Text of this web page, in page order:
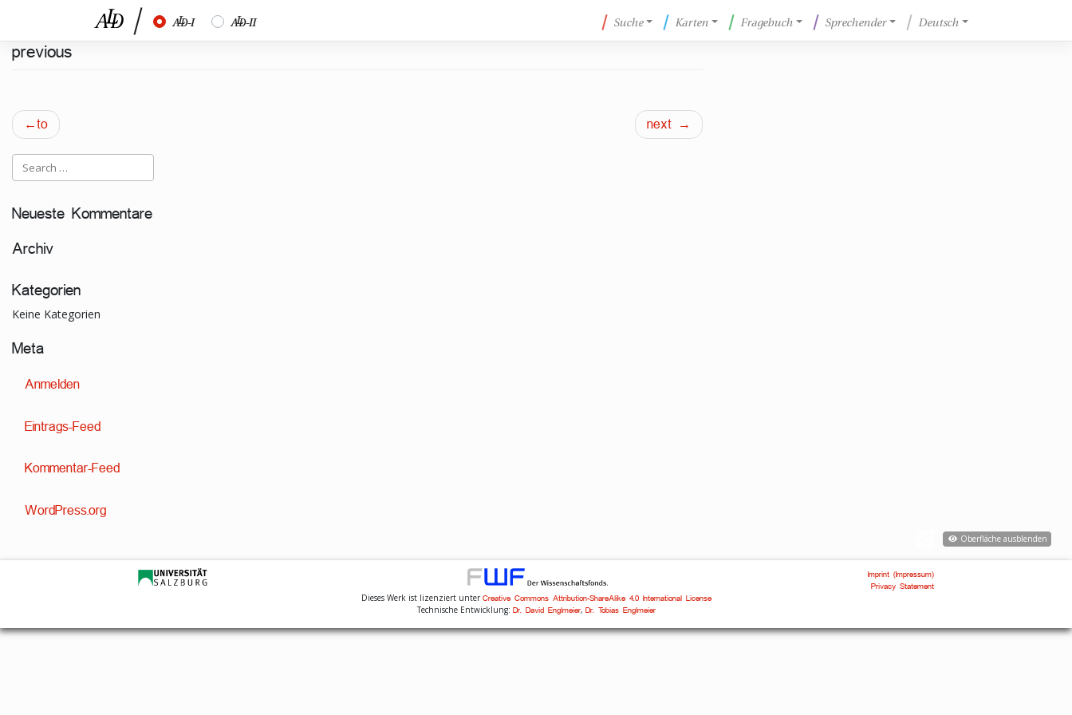
content
½ ¾ Suche Karten Fragebuch Sprechender Deutsch
previous
Beitragsnavigation
to next
Neueste Kommentare
Archiv
Kategorien
Keine Kategorien
Meta
Anmelden
Eintrags-Feed
Kommentar-Feed
WordPress.org
Oberfläche ausblenden
Imprint (Impressum)
Privacy Statement
Dieses Werk ist lizenziert unter Creative Commons Attribution-ShareAlike 4.0 International License
Technische Entwicklung: Dr. David Englmeier, Dr. Tobias Englmeier